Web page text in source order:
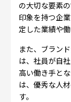
の大切な要素
印象を持つ企
定した業績や
また、ブラン
は、社員が自
高い働き手と
は、優秀な人
す。